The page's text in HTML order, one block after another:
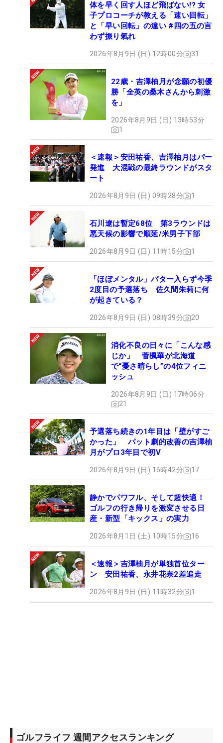
体を早く回す人ほど飛ばない!? 女
子プロコーチが教える「速い回転」
と「早い回転」の違い #四の五の言
わず振り氣れ
2026年8月9日 (日) 12時00分 31
22歳・吉澤柚月が念願の初優
勝「全英の桑木さんから刺激
を」
2026年8月9日 (日) 13時53分
1
＜速報＞安田祐香、吉澤柚月はパー
発進 大混戦の最終ラウンドがスタ
ート
2026年8月9日 (日) 09時28分 1
石川遼は暫定68位 第3ラウンドは
悪天候の影響で順延/米男子下部
2026年8月9日 (日) 11時15分 1
「ほぼメンタル」パター入らず今季
2度目の予選落ち 佐久間朱莉に何
が起きている？
2026年8月9日 (日) 08時39分 20
消化不良の日々に「こんな感
じか」 菅楓華が北海道
で“憂さ晴らし”の4位フィニ
ッシュ
2026年8月9日 (日) 17時06分
21
予選落ち続きの1年目は「壁がすご
かった」 パット劇的改善の吉澤柚
月がプロ3年目で初V
2026年8月9日 (日) 16時42分 17
静かでパワフル、そして超快適！
ゴルフの行き帰りを激変させる日
産・新型「キックス」の実力
2026年8月1日 (土) 10時15分 16
＜速報＞吉澤柚月が単独首位ター
ン 安田祐香、永井花奈2差追走
2026年8月9日 (日) 11時32分 1
ゴルフライフ 週間アクセスランキング